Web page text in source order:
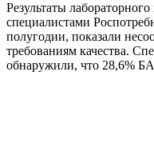
Результаты
специалистами
полугодии, показали
требованиям качества.
обнаружили, что 28,6%